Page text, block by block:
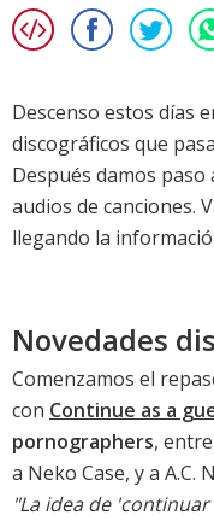
Descenso estos días
discográficos que
Después damos
audios de canciones.
llegando la
Novedades
Comenzamos el
con Continue as a
pornographers,
a Neko Case, y a
"La idea de